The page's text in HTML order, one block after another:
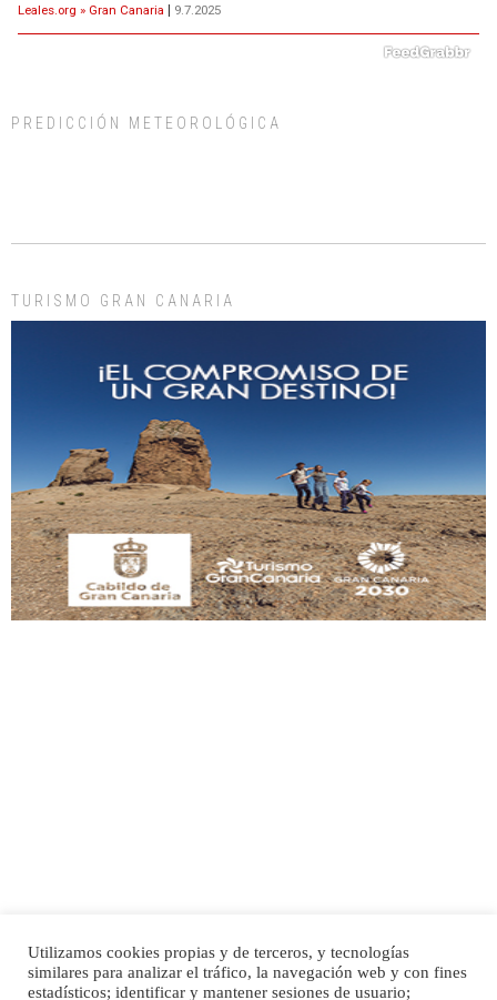
Leales.org » Gran Canaria | 9.7.2025
días, ella incluida...
Gato manso encontrado
Este gato macho ha aparecido en la calle hace menos de un mes, es muy
manso y extremadamente cari...
Leales.org » Gran Canaria | 9.7.2025
SHIBA PERDIDO AVDA JOSE MESA Y LOPEZ
PERRO MACHO RAZA SHIBA CON MICROCHIP PERDIDO HOY 06/07/2025 ZONA
PREDICCIÓN METEOROLÓGICA
TURISMO GRAN CANARIA
Utilizamos cookies propias y de terceros, y tecnologías
similares para analizar el tráfico, la navegación web y con fines
estadísticos; identificar y mantener sesiones de usuario;